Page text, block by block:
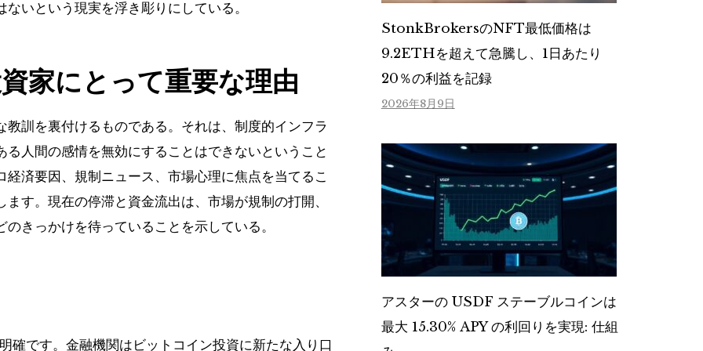
いという現実を浮き彫りにしている。
家にとって重要な理由
訓を裏付けるものである。それは、制度的インフラ
人間の感情を無効にすることはできないということ
済要因、規制ニュース、市場心理に焦点を当てるこ
す。現在の停滞と資金流出は、市場が規制の打開、
きっかけを待っていることを示している。
です。金融機関はビットコイン投資に新たな入り口
StonkBrokersのNFT最低価格は
9.2ETHを超えて急騰し、1日あたり
20％の利益を記録
2026年8月9日
アスターの USDF ステーブルコインは
最大 15.30% APY の利回りを実現: 仕組